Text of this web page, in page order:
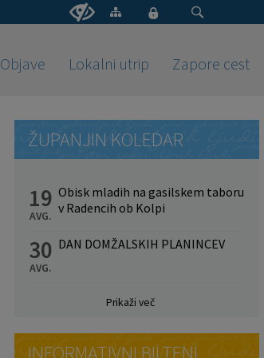
Objave Lokalni utrip Zapore cest
ŽUPANJIN KOLEDAR
19
AVG.
Obisk mladih na gasilskem taboru
v Radencih ob Kolpi
30
AVG.
DAN DOMŽALSKIH PLANINCEV
Prikaži več
INFORMATIVNI BILTENI